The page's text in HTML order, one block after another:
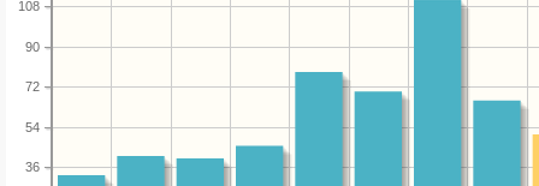
36
54
72
90
108